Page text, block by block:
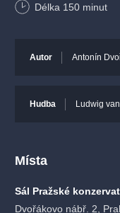
A. Dvořák, L. van
Délka 150 minut
Autor Antonín
Hudba Ludwig
Místa
Sál Pražské
Dvořákovo nábř. 2,